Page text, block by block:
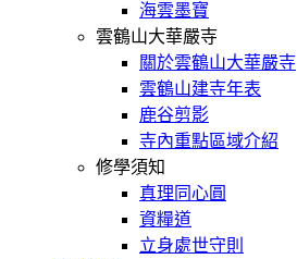
海雲墨寶
雲鶴山大華嚴寺
關於雲鶴山大華嚴寺
雲鶴山建寺年表
鹿谷剪影
寺內重點區域介紹
修學須知
真理同心圓
資糧道
立身處世守則